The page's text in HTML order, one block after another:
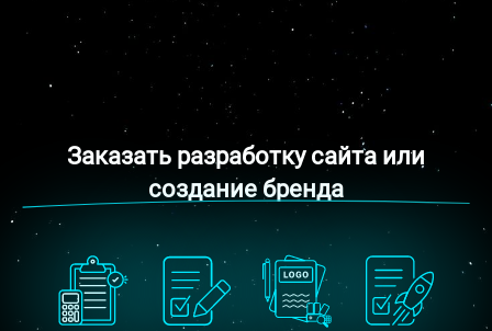
Заказать разработку сайта или
создание бренда